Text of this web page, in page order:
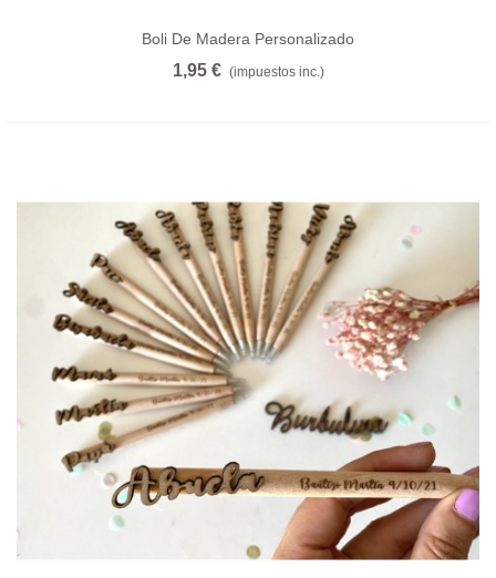
Boli De Madera Personalizado
1,95 € (impuestos inc.)